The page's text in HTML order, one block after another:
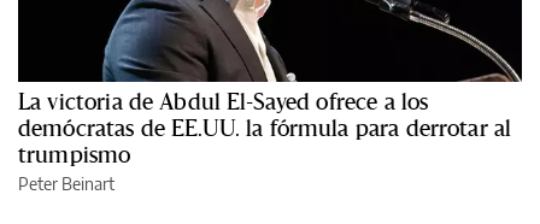
La victoria de Abdul El-Sayed ofrece a los
demócratas de EE.UU. la fórmula para derrotar al
trumpismo
Peter Beinart